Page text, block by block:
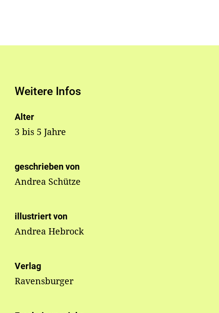
Weitere Infos
Alter
3 bis 5 Jahre
geschrieben von
Andrea Schütze
illustriert von
Andrea Hebrock
Verlag
Ravensburger